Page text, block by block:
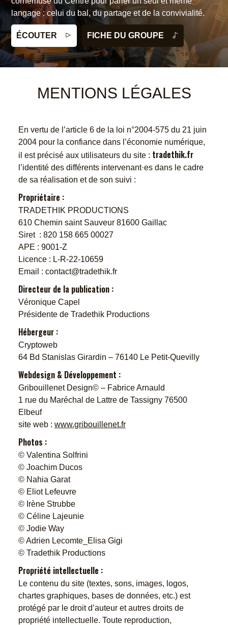
joignent en polyphonie, en polyrythmie pour une création
originale.
ÉCOUTER
FICHE DU GROUPE
langage : celui du bal, du partage et de la convivialité.
ÉCOUTER FICHE DU GROUPE
de percussion d’objets du quotidien.
FICHE DU GROUPE
peut provoquer. Le voltage éprouvé à travers leurs
vibrations amène à danser sans toucher le sol
ÉCOUTER
FICHE DU GROUPE
par Arnaud Bibonne à la boha (cornemuse des Landes
de Gascogne) et au chant, Benoît Roblin à la vielle à
roue et Hervé Capel à l'accordéon chromatique.
ÉCOUTER FICHE DU GROUPE
monde d'hier et celui d'aujourd'hui.
ÉCOUTER FICHE DU GROUPE
bals, sur les routes d'Europe...
ÉCOUTER FICHE DU GROUPE
MENTIONS LÉGALES
En vertu de l’article 6 de la loi n°2004-575 du 21 juin
2004 pour la confiance dans l’économie numérique,
il est précisé aux utilisateurs du site : tradethik.fr
l’identité des différents intervenant·es dans le cadre
de sa réalisation et de son suivi :
Propriétaire :
TRADETHIK PRODUCTIONS
610 Chemin saint Sauveur 81600 Gaillac
Siret : 820 158 665 00027
APE : 9001-Z
Licence : L-R-22-10659
Email : contact@tradethik.fr
Directeur de la publication :
Véronique Capel
Présidente de Tradethik Productions
Hébergeur :
Cryptoweb
64 Bd Stanislas Girardin – 76140 Le Petit-Quevilly
Webdesign & Développement :
Gribouillenet Design© – Fabrice Arnauld
1 rue du Maréchal de Lattre de Tassigny 76500
Elbeuf
site web : www.gribouillenet.fr
Photos :
© Valentina Solfrini
© Joachim Ducos
© Nahia Garat
© Eliot Lefeuvre
© Irène Strubbe
© Céline Lajeunie
© Jodie Way
© Adrien Lecomte_Elisa Gigi
© Tradethik Productions
Propriété intellectuelle :
Le contenu du site (textes, sons, images, logos,
chartes graphiques, bases de données, etc.) est
protégé par le droit d’auteur et autres droits de
propriété intellectuelle. Toute reproduction,